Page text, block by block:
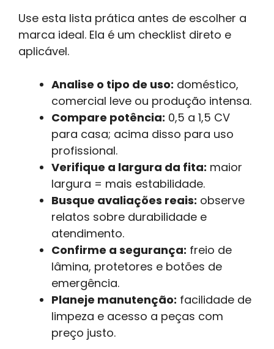
Use esta lista prática antes de escolher a
marca ideal. Ela é um checklist direto e
aplicável.
Analise o tipo de uso: doméstico,
comercial leve ou produção intensa.
Compare potência: 0,5 a 1,5 CV
para casa; acima disso para uso
profissional.
Verifique a largura da fita: maior
largura = mais estabilidade.
Busque avaliações reais: observe
relatos sobre durabilidade e
atendimento.
Confirme a segurança: freio de
lâmina, protetores e botões de
emergência.
Planeje manutenção: facilidade de
limpeza e acesso a peças com
preço justo.